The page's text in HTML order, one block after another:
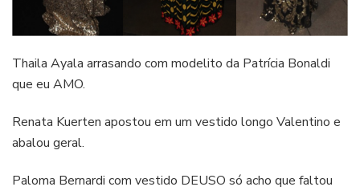
Thaila Ayala arrasando com modelito da Patrícia Bonaldi
que eu AMO.
Renata Kuerten apostou em um vestido longo Valentino e
abalou geral.
Paloma Bernardi com vestido DEUSO só acho que faltou